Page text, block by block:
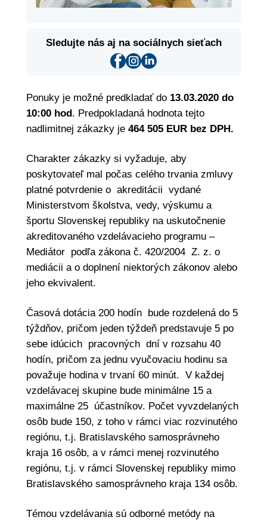
Sledujte nás aj na sociálnych sieťach
Ponuky je možné predkladať do 13.03.2020 do
10:00 hod. Predpokladaná hodnota tejto
nadlimitnej zákazky je 464 505 EUR bez DPH.
Charakter zákazky si vyžaduje, aby
poskytovateľ mal počas celého trvania zmluvy
platné potvrdenie o akreditácii vydané
Ministerstvom školstva, vedy, výskumu a
športu Slovenskej republiky na uskutočnenie
akreditovaného vzdelávacieho programu –
Mediátor podľa zákona č. 420/2004 Z. z. o
mediácii a o doplnení niektorých zákonov alebo
jeho ekvivalent.
Časová dotácia 200 hodín bude rozdelená do 5
týždňov, pričom jeden týždeň predstavuje 5 po
sebe idúcich pracovných dní v rozsahu 40
hodín, pričom za jednu vyučovaciu hodinu sa
považuje hodina v trvaní 60 minút. V každej
vzdelávacej skupine bude minimálne 15 a
maximálne 25 účastníkov. Počet vyvzdelaných
osôb bude 150, z toho v rámci viac rozvinutého
regiónu, t.j. Bratislavského samosprávneho
kraja 16 osôb, a v rámci menej rozvinutého
regiónu, t.j. v rámci Slovenskej republiky mimo
Bratislavského samosprávneho kraja 134 osôb.
Témou vzdelávania sú odborné metódy na